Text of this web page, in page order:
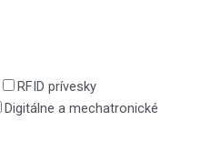
RFID prívesky
Digitálne a mechatronické